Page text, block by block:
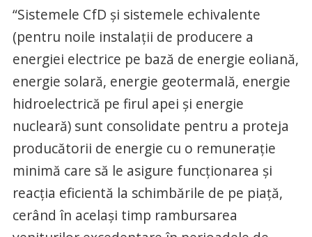
“Sistemele CfD și sistemele echivalente
(pentru noile instalații de producere a
energiei electrice pe bază de energie eoliană,
energie solară, energie geotermală, energie
hidroelectrică pe firul apei și energie
nucleară) sunt consolidate pentru a proteja
producătorii de energie cu o remunerație
minimă care să le asigure funcționarea și
reacția eficientă la schimbările de pe piață,
cerând în același timp rambursarea